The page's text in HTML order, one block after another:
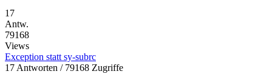
17
Antw.
79168
Views
Exception statt sy-subrc
17 Antworten / 79168 Zugriffe